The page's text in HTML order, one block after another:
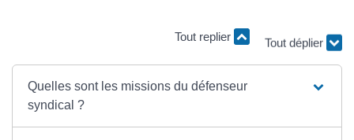
Tout replier
Tout déplier
Quelles sont les missions du défenseur
syndical ?